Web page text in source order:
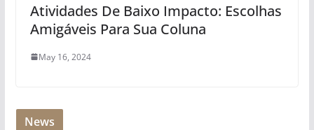
Atividades De Baixo Impacto: Escolhas
Amigáveis Para Sua Coluna
May 16, 2024
News